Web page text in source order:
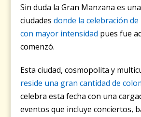
Sin duda la Gran Manzana es
ciudadesdonde la celebración de
con mayor intensidad pues fue
comenzó.
Esta ciudad, cosmopolita y
reside una gran cantidad de
celebra esta fecha con una
eventos que incluye conciertos,